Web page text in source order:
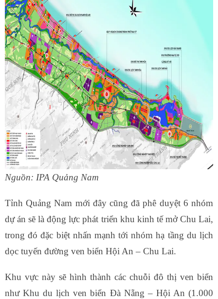
Nguồn: IPA Quảng Nam
Tỉnh Quảng Nam mới đây cũng đã phê duyệt 6 nhóm
dự án sẽ là động lực phát triển khu kinh tế mở Chu Lai,
trong đó đặc biệt nhấn mạnh tới nhóm hạ tầng du lịch
dọc tuyến đường ven biển Hội An – Chu Lai.
Khu vực này sẽ hình thành các chuỗi đô thị ven biển
như Khu du lịch ven biển Đà Nẵng – Hội An (1.000